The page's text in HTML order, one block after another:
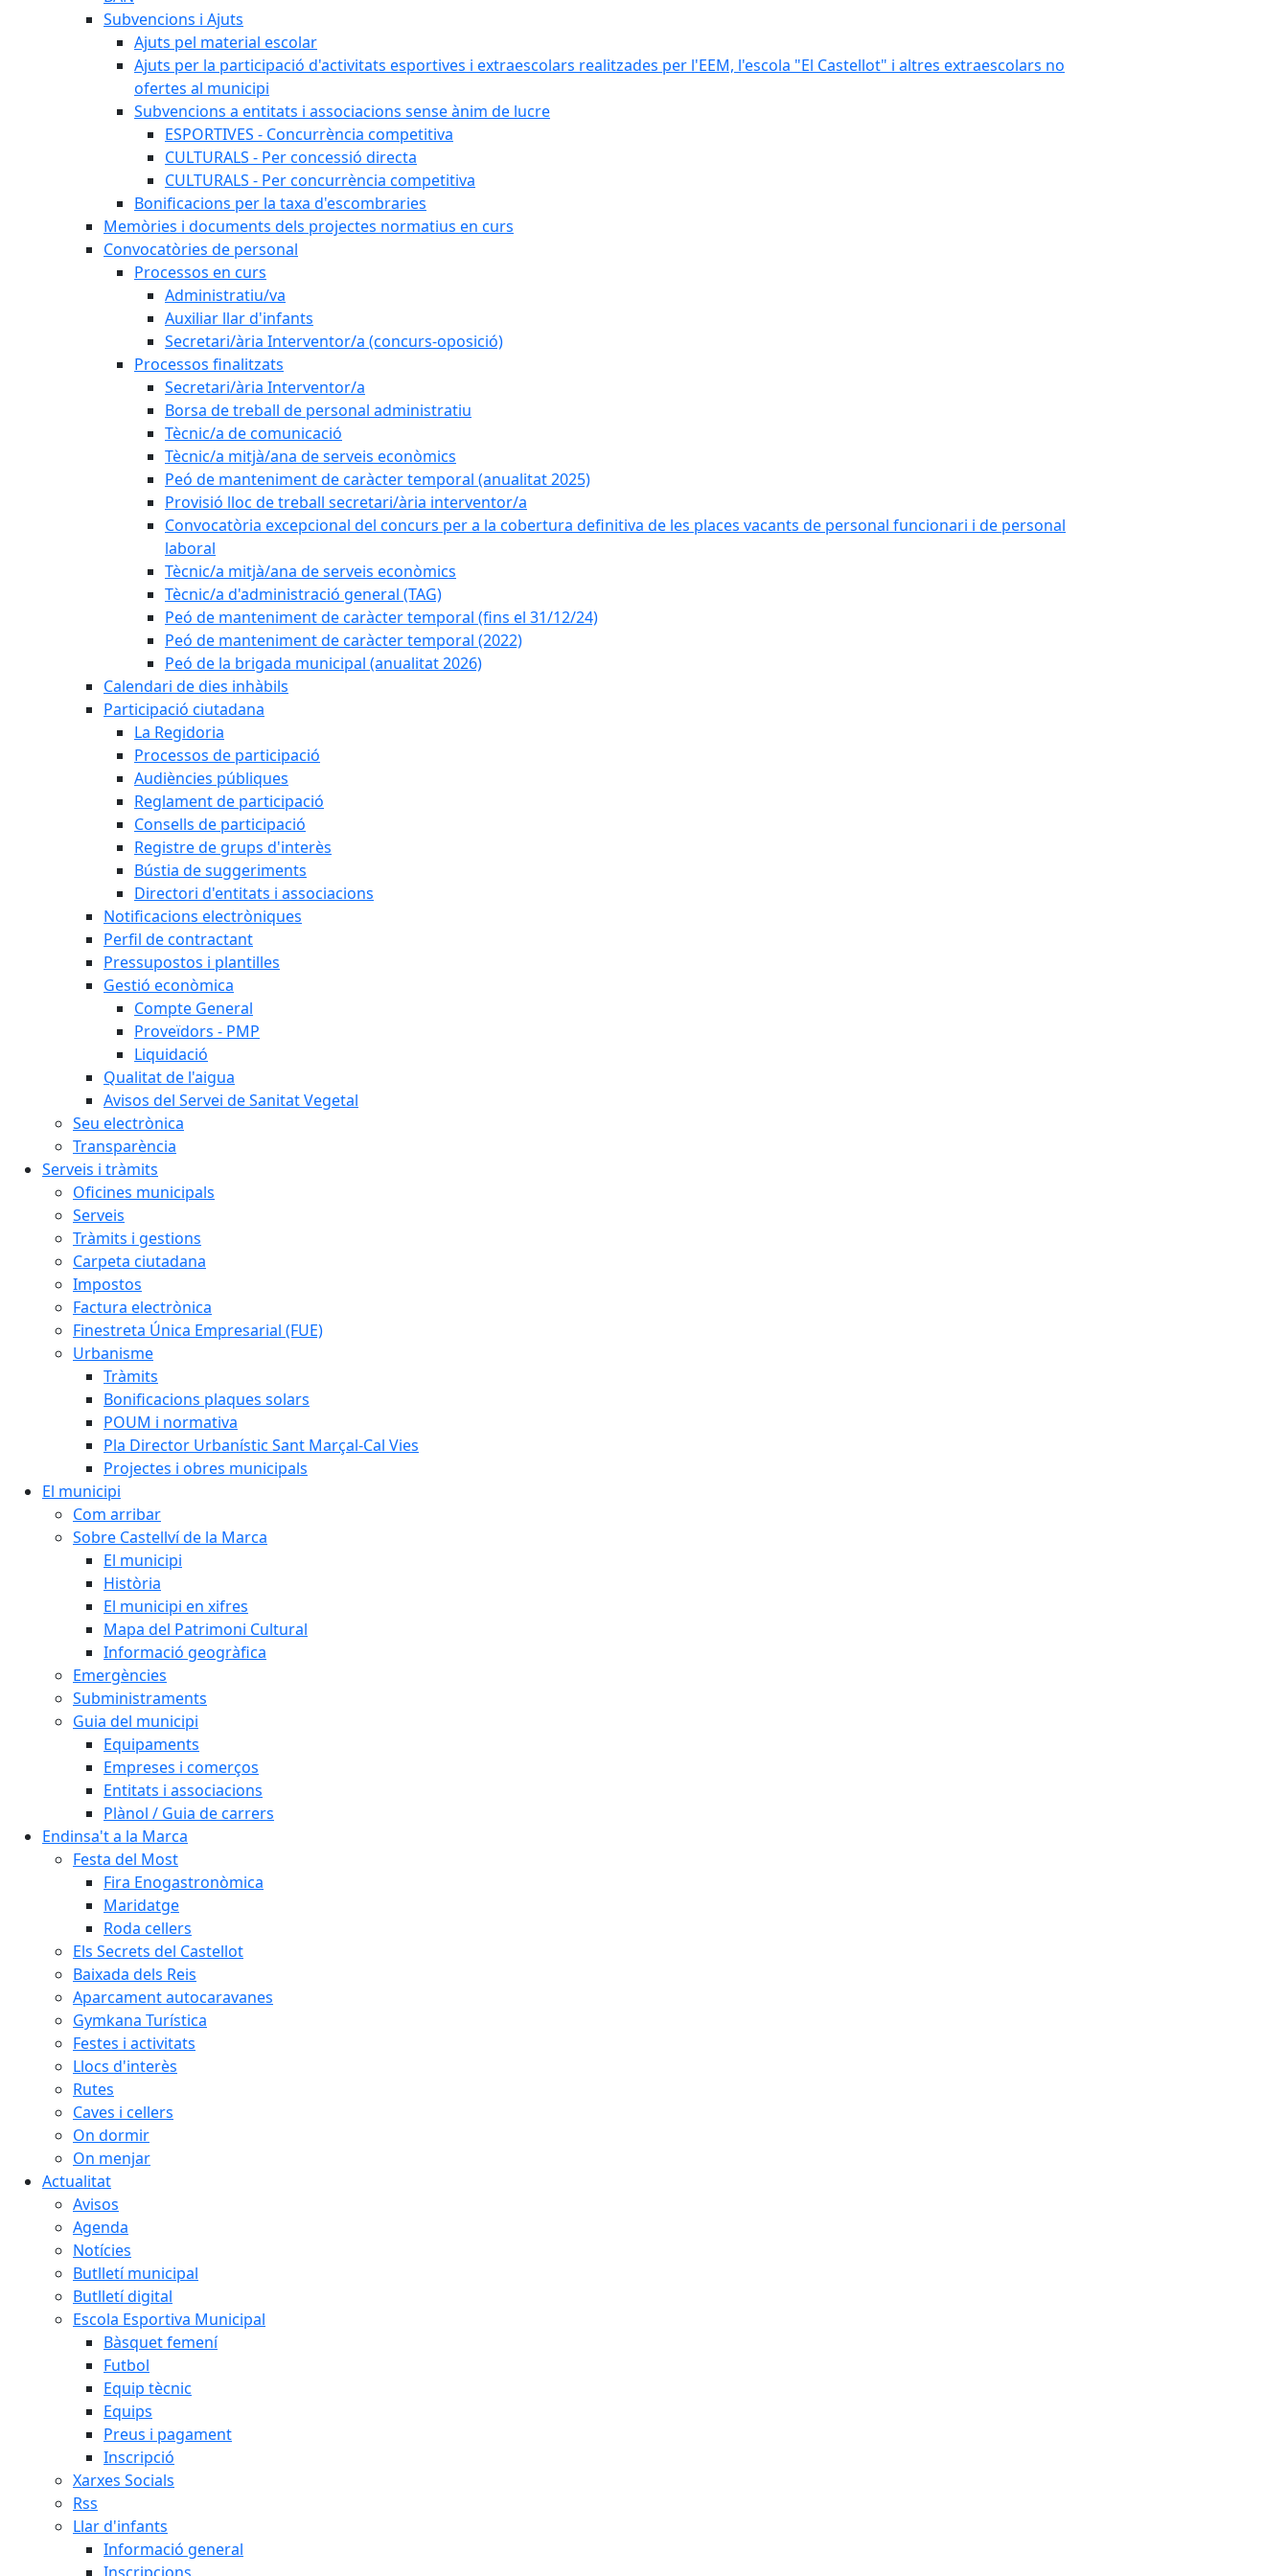
Subvencions i Ajuts
Ajuts pel material escolar
Ajuts per la participació d'activitats esportives i extraescolars realitzades per l'EEM, l'escola "El Castellot" i altres extraescolars no
ofertes al municipi
Subvencions a entitats i associacions sense ànim de lucre
ESPORTIVES - Concurrència competitiva
CULTURALS - Per concessió directa
CULTURALS - Per concurrència competitiva
Bonificacions per la taxa d'escombraries
Memòries i documents dels projectes normatius en curs
Convocatòries de personal
Processos en curs
Administratiu/va
Auxiliar llar d'infants
Secretari/ària Interventor/a (concurs-oposició)
Processos finalitzats
Secretari/ària Interventor/a
Borsa de treball de personal administratiu
Tècnic/a de comunicació
Tècnic/a mitjà/ana de serveis econòmics
Peó de manteniment de caràcter temporal (anualitat 2025)
Provisió lloc de treball secretari/ària interventor/a
Convocatòria excepcional del concurs per a la cobertura definitiva de les places vacants de personal funcionari i de personal
laboral
Tècnic/a mitjà/ana de serveis econòmics
Tècnic/a d'administració general (TAG)
Peó de manteniment de caràcter temporal (fins el 31/12/24)
Peó de manteniment de caràcter temporal (2022)
Peó de la brigada municipal (anualitat 2026)
Calendari de dies inhàbils
Participació ciutadana
La Regidoria
Processos de participació
Audiències públiques
Reglament de participació
Consells de participació
Registre de grups d'interès
Bústia de suggeriments
Directori d'entitats i associacions
Notificacions electròniques
Perfil de contractant
Pressupostos i plantilles
Gestió econòmica
Compte General
Proveïdors - PMP
Liquidació
Qualitat de l'aigua
Avisos del Servei de Sanitat Vegetal
Seu electrònica
Transparència
Serveis i tràmits
Oficines municipals
Serveis
Tràmits i gestions
Carpeta ciutadana
Impostos
Factura electrònica
Finestreta Única Empresarial (FUE)
Urbanisme
Tràmits
Bonificacions plaques solars
POUM i normativa
Pla Director Urbanístic Sant Marçal-Cal Vies
Projectes i obres municipals
El municipi
Com arribar
Sobre Castellví de la Marca
El municipi
Història
El municipi en xifres
Mapa del Patrimoni Cultural
Informació geogràfica
Emergències
Subministraments
Guia del municipi
Equipaments
Empreses i comerços
Entitats i associacions
Plànol / Guia de carrers
Endinsa't a la Marca
Festa del Most
Fira Enogastronòmica
Maridatge
Roda cellers
Els Secrets del Castellot
Baixada dels Reis
Aparcament autocaravanes
Gymkana Turística
Festes i activitats
Llocs d'interès
Rutes
Caves i cellers
On dormir
On menjar
Actualitat
Avisos
Agenda
Notícies
Butlletí municipal
Butlletí digital
Escola Esportiva Municipal
Bàsquet femení
Futbol
Equip tècnic
Equips
Preus i pagament
Inscripció
Xarxes Socials
Rss
Llar d'infants
Informació general